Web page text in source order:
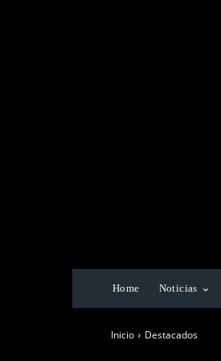
Home Noticias
Inicio Destacados